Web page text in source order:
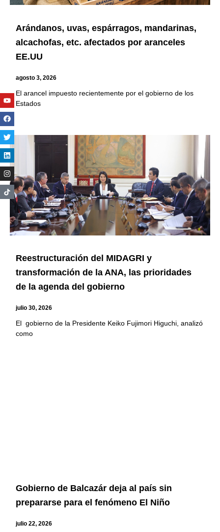
Arándanos, uvas, espárragos, mandarinas,
alcachofas, etc. afectados por aranceles
EE.UU
agosto 3, 2026
El arancel impuesto recientemente por el gobierno de los
Estados
Reestructuración del MIDAGRI y
transformación de la ANA, las prioridades
de la agenda del gobierno
julio 30, 2026
El gobierno de la Presidente Keiko Fujimori Higuchi, analizó
como
Gobierno de Balcazár deja al país sin
prepararse para el fenómeno El Niño
julio 22, 2026
Youtube
Facebook
Twitter
Linkedin
Instagram